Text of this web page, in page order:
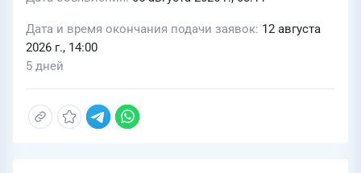
Дата и время окончания подачи заявок 12 августа
2026 г., 14:00
5 дней